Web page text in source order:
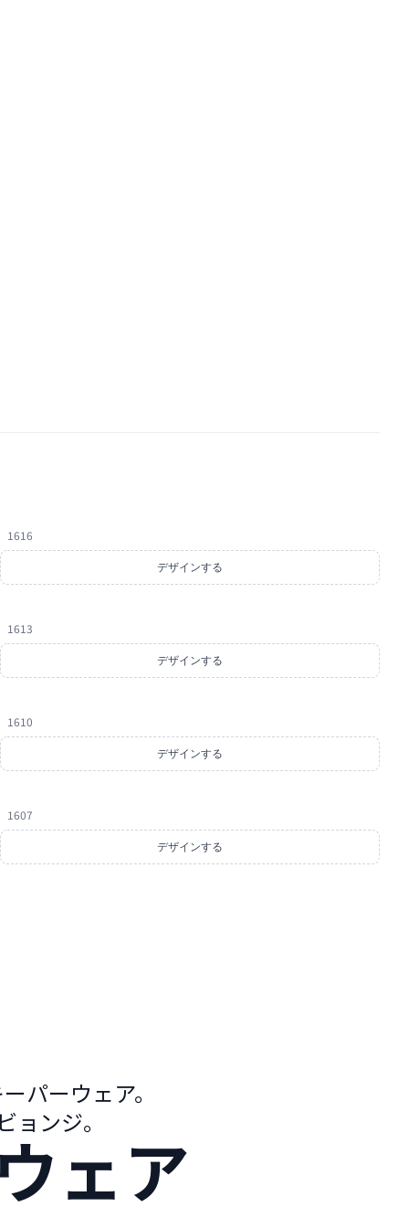
1616
デザインする
1613
デザインする
1610
デザインする
1607
デザインする
パーウェア。
ンジ。
ェア